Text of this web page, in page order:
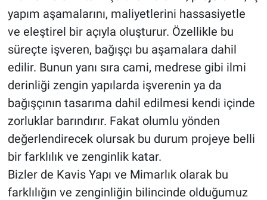
yapım aşamalarını, maliyetlerini hassasiyetle
ve eleştirel bir açıyla oluşturur. Özellikle bu
süreçte işveren, bağışçı bu aşamalara dahil
edilir. Bunun yanı sıra cami, medrese gibi ilmi
derinliği zengin yapılarda işverenin ya da
bağışçının tasarıma dahil edilmesi kendi içinde
zorluklar barındırır. Fakat olumlu yönden
değerlendirecek olursak bu durum projeye belli
bir farklılık ve zenginlik katar.
Bizler de Kavis Yapı ve Mimarlık olarak bu
farklılığın ve zenginliğin bilincinde olduğumuz